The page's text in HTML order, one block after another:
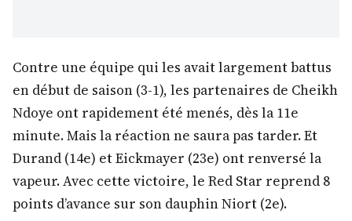
Contre une équipe qui les avait largement battus
en début de saison (3-1), les partenaires de Cheikh
Ndoye ont rapidement été menés, dès la 11e
minute. Mais la réaction ne saura pas tarder. Et
Durand (14e) et Eickmayer (23e) ont renversé la
vapeur. Avec cette victoire, le Red Star reprend 8
points d’avance sur son dauphin Niort (2e).